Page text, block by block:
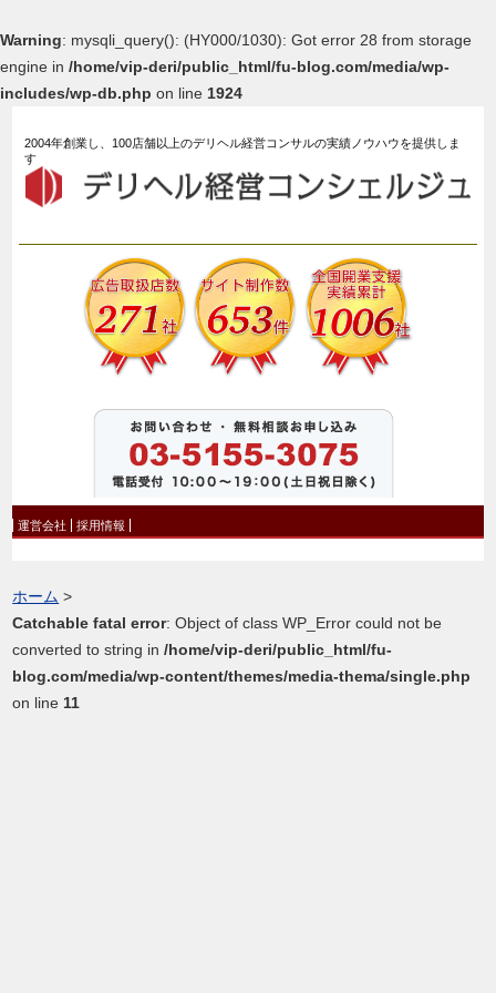
Warning: mysqli_query(): (HY000/1030): Got error 28 from storage
engine in /home/vip-deri/public_html/fu-blog.com/media/wp-
includes/wp-db.php on line 1924
2004年創業し、100店舗以上のデリヘル経営コンサルの実績ノウハウを提供しま
す
運営会社 採用情報
ホーム >
Catchable fatal error: Object of class WP_Error could not be
converted to string in/home/vip-deri/public_html/fu-
blog.com/media/wp-content/themes/media-thema/single.php
on line 11